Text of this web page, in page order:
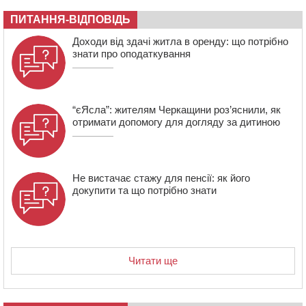
Мокрокалигірського психоневрологічного інтернату
07:23 Уманські міграційники видворили з країни грузина,
який відсидів термін у колонії
ПИТАННЯ-ВІДПОВІДЬ
Доходи від здачі житла в оренду: що потрібно
знати про оподаткування
“єЯсла”: жителям Черкащини роз’яснили, як
отримати допомогу для догляду за дитиною
Не вистачає стажу для пенсії: як його
докупити та що потрібно знати
Читати ще